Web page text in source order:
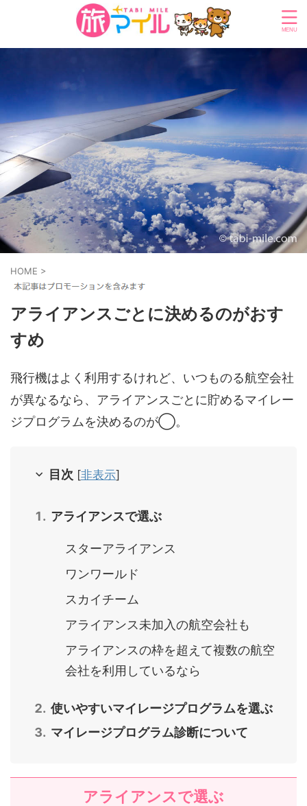
HOME >
アライアンスごとに決めるのがおす
すめ
飛行機はよく利用するけれど、いつものる航空会社
が異なるなら、アライアンスごとに貯めるマイレー
ジプログラムを決めるのが◯。
目次 [非表示]
アライアンスで選ぶ
スターアライアンス
ワンワールド
スカイチーム
アライアンス未加入の航空会社も
アライアンスの枠を超えて複数の航空
会社を利用しているなら
使いやすいマイレージプログラムを選ぶ
マイレージプログラム診断について
アライアンスで選ぶ